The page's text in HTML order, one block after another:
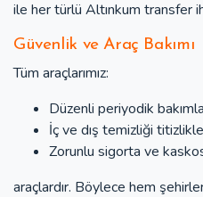
ile her türlü Altınkum transfer
Güvenlik ve Araç Bakımı
Tüm araçlarımız:
Düzenli periyodik
İç ve dış temizliği
Zorunlu sigorta ve
araçlardır. Böylece hem